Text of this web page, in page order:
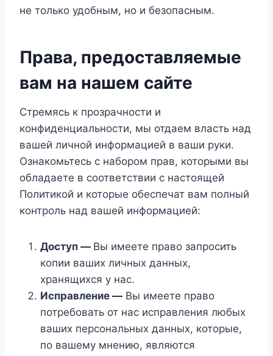
не только удобным, но и безопасным.
Права, предоставляемые
вам на нашем сайте
Стремясь к прозрачности и
конфиденциальности, мы отдаем власть над
вашей личной информацией в ваши руки.
Ознакомьтесь с набором прав, которыми вы
обладаете в соответствии с настоящей
Политикой и которые обеспечат вам полный
контроль над вашей информацией:
Доступ — Вы имеете право запросить
копии ваших личных данных,
хранящихся у нас.
Исправление — Вы имеете право
потребовать от нас исправления любых
ваших персональных данных, которые,
по вашему мнению, являются